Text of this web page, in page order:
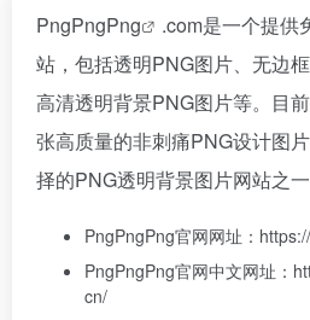
PngPngPng
.com是一个提供
站，包括透明PNG图片、无边
高清透明背景PNG图片等。目
张高质量的非刺痛PNG设计图
择的PNG透明背景图片网站之一
PngPngPng官网网址：
PngPngPng官网中文网址：
cn/